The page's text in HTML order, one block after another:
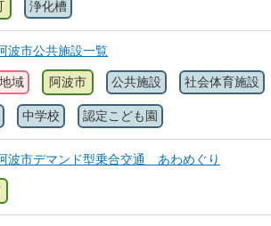
浄化槽
波市公共施設一覧
域 阿波市 公共施設 社会体育施設
中学校 認定こども園
波市デマンド型乗合交通 あわめぐり